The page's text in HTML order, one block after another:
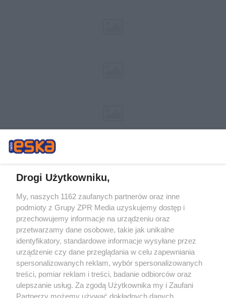
Żaden utwór zamieszczony w serwisie nie może być powielany i
rozpowszechniany lub dalej rozpowszechniany w jakikolwiek sposób (w
tym także elektroniczny lub mechaniczny) na jakimkolwiek polu
eksploatacji w jakiejkolwiek formie, włącznie z umieszczaniem w Internecie
bez pisemnej zgody właściciela praw. Jakiekolwiek użycie lub
wykorzystanie utworów w całości lub w części z naruszeniem prawa, tzn.
bez właściwej zgody, jest zabronione pod groźbą kary i może być ścigane
prawnie.
Drogi Użytkowniku,
My, naszych 1162 zaufanych partnerów oraz inne
podmioty z Grupy ZPR Media uzyskujemy dostęp i
przechowujemy informacje na urządzeniu oraz
przetwarzamy dane osobowe, takie jak unikalne
identyfikatory, standardowe informacje wysyłane przez
urządzenie czy dane przeglądania w celu zapewniania
spersonalizowanych reklam, wybór spersonalizowanych
treści, pomiar reklam i treści, badanie odbiorców oraz
ulepszanie usług. Za zgodą Użytkownika my i Zaufani
Partnerzy możemy używać dokładnych danych